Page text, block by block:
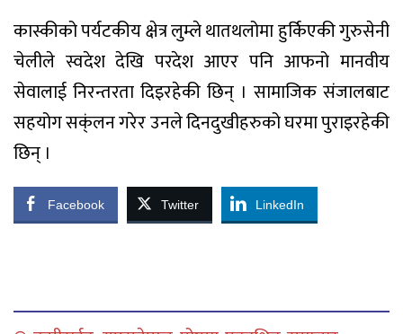
कास्कीको पर्यटकीय क्षेत्र लुम्ले थातथलोमा हुर्किएकी गुरुसेनी
चेलीले स्वदेश देखि परदेश आएर पनि आफनो मानवीय
सेवालाई निरन्तरता दिइरहेकी छिन् । सामाजिक संजालबाट
सहयोग सक्ंलन गरेर उनले दिनदुखीहरुको घरमा पुराइरहेकी
छिन् ।
Facebook Twitter LinkedIn